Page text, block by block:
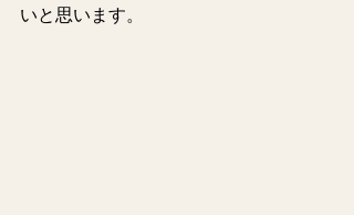
いと思います。